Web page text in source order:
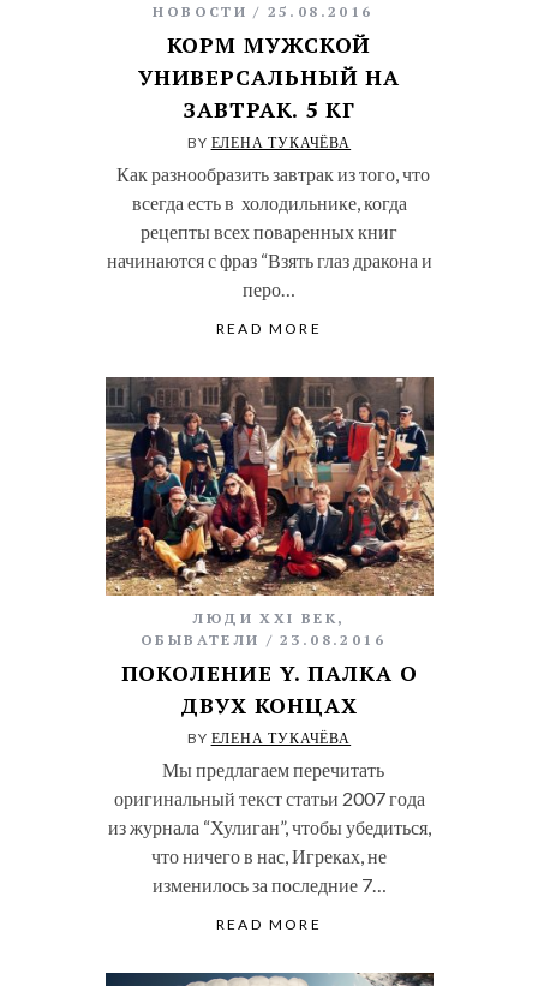
НОВОСТИ
25.08.2016
КОРМ МУЖСКОЙ
УНИВЕРСАЛЬНЫЙ НА
ЗАВТРАК. 5 КГ
BY ЕЛЕНА ТУКАЧЁВА
Как разнообразить завтрак из того, что
всегда есть в холодильнике, когда
рецепты всех поваренных книг
начинаются с фраз “Взять глаз дракона и
перо…
READ MORE
ЛЮДИ XXI ВЕК ,
ОБЫВАТЕЛИ
23.08.2016
ПОКОЛЕНИЕ Y. ПАЛКА О
ДВУХ КОНЦАХ
BY ЕЛЕНА ТУКАЧЁВА
Мы предлагаем перечитать
оригинальный текст статьи 2007 года
из журнала “Хулиган”, чтобы убедиться,
что ничего в нас, Игреках, не
изменилось за последние 7…
READ MORE